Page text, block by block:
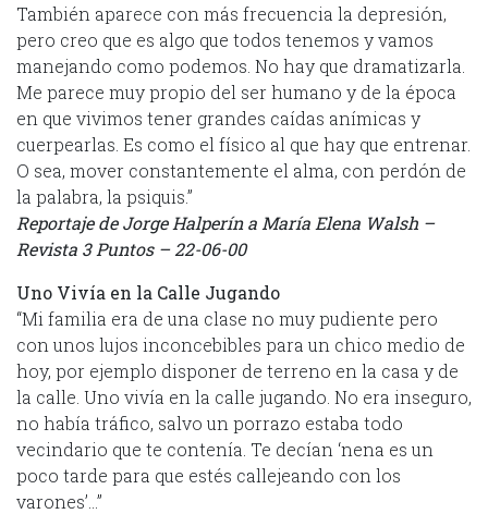
También aparece con más frecuencia la depresión,
pero creo que es algo que todos tenemos y vamos
manejando como podemos. No hay que dramatizarla.
Me parece muy propio del ser humano y de la época
en que vivimos tener grandes caídas anímicas y
cuerpearlas. Es como el físico al que hay que entrenar.
O sea, mover constantemente el alma, con perdón de
la palabra, la psiquis.”
Reportaje de Jorge Halperín a María Elena Walsh –
Revista 3 Puntos – 22-06-00
Uno Vivía en la Calle Jugando
“Mi familia era de una clase no muy pudiente pero
con unos lujos inconcebibles para un chico medio de
hoy, por ejemplo disponer de terreno en la casa y de
la calle. Uno vivía en la calle jugando. No era inseguro,
no había tráfico, salvo un porrazo estaba todo
vecindario que te contenía. Te decían ‘nena es un
poco tarde para que estés callejeando con los
varones’…”